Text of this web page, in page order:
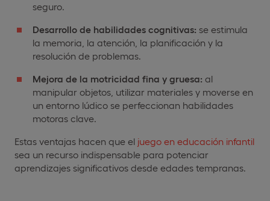
seguro.
Desarrollo de habilidades cognitivas: se estimula
la memoria, la atención, la planificación y la
resolución de problemas.
Mejora de la motricidad fina y gruesa: al
manipular objetos, utilizar materiales y moverse en
un entorno lúdico se perfeccionan habilidades
motoras clave.
Estas ventajas hacen que el juego en educación infantil
sea un recurso indispensable para potenciar
aprendizajes significativos desde edades tempranas.